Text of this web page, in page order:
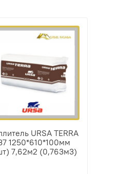
URSA TERRA
1250*610*100мм
7,62м2 (0,763м3)